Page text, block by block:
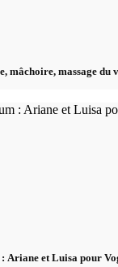
mâchoire, massage du
: Ariane et Luisa pour